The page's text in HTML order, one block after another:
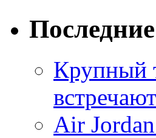
Крупный
Air